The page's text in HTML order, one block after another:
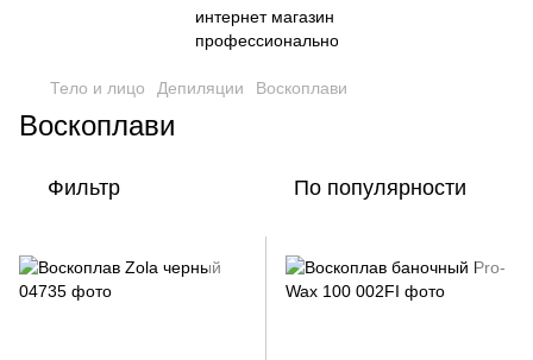
Тело и лицо Депиляции Воскоплави
Воскоплави
Фильтр По популярности